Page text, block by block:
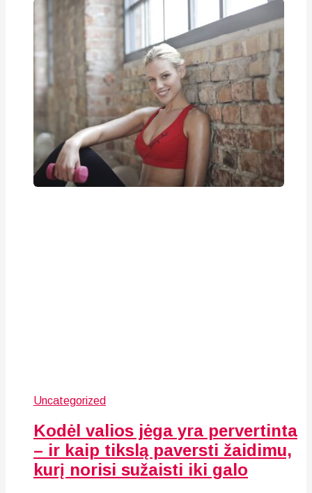
Uncategorized
Kodėl valios jėga yra pervertinta
– ir kaip tikslą paversti žaidimu,
kurį norisi sužaisti iki galo